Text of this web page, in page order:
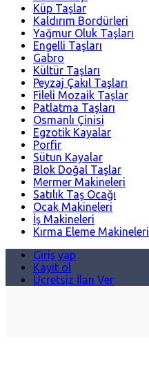
Küp Taşlar
Kaldırım Bordürleri
Yağmur Oluk Taşları
Engelli Taşları
Gabro
Kültür Taşları
Peyzaj Çakıl Taşları
Fileli Mozaik Taşlar
Patlatma Taşları
Osmanlı Çinisi
Egzotik Kayalar
Porfir
Sütun Kayalar
Blok Doğal Taşlar
Mermer Makineleri
Satılık Taş Ocağı
Ocak Makineleri
İş Makineleri
Kırma Eleme Makineleri
Giriş yap
Kayıt ol
Ücretsiz İlan Ver